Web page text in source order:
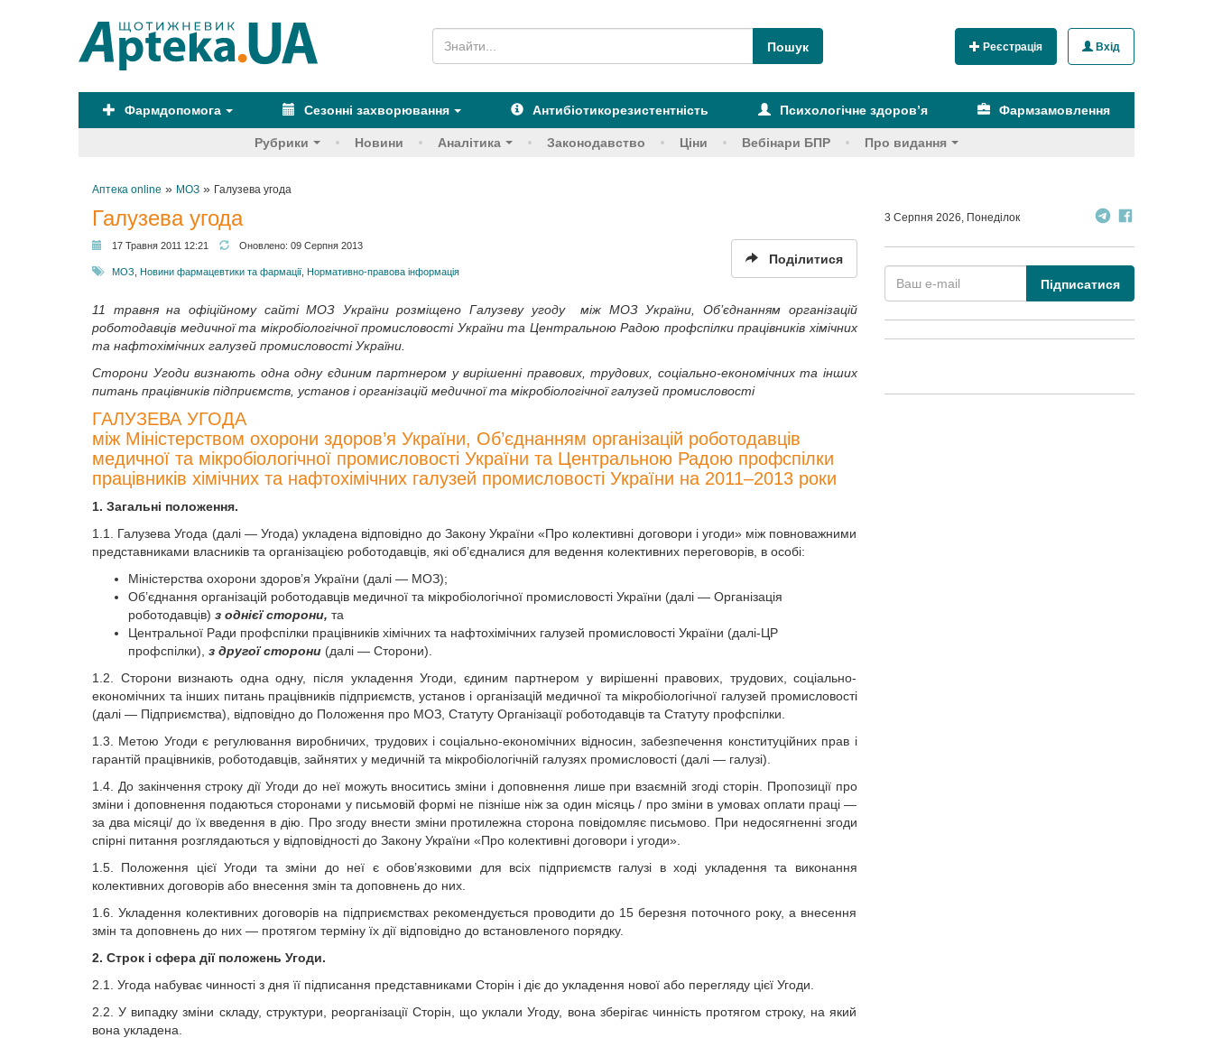
Реєстрація Вхід
Фармдопомога Сезонні захворювання Антибіотикорезистентність Психологічне здоров’я Фармзамовлення
Рубрики Новини Аналітика Законодавство Ціни Вебінари БПР Про видання
Аптека online » МОЗ » Галузева угода
Галузева угода
17 Травня 2011 12:21 Оновлено: 09 Серпня 2013
МОЗ Новини фармацевтики та фармації Нормативно-правова інформація
Поділитися
11 травня на офіційному сайті МОЗ України розміщено Галузеву угоду між МОЗ України, Об’єднанням організацій
роботодавців медичної та мікробіологічної промисловості України та Центральною Радою профспілки працівників хімічних
та нафтохімічних галузей промисловості України.
Сторони Угоди визнають одна одну єдиним партнером у вирішенні правових, трудових, соціально-економічних та інших
питань працівників підприємств, установ і організацій медичної та мікробіологічної галузей промисловості
ГАЛУЗЕВА УГОДА
між Міністерством охорони здоров’я України, Об’єднанням організацій роботодавців
медичної та мікробіологічної промисловості України та Центральною Радою профспілки
працівників хімічних та нафтохімічних галузей промисловості України на 2011–2013 роки
1. Загальні положення.
1.1. Галузева Угода (далі — Угода) укладена відповідно до Закону України «Про колективні договори і угоди» між повноважними
представниками власників та організацією роботодавців, які об’єдналися для ведення колективних переговорів, в особі:
Міністерства охорони здоров’я України (далі — МОЗ);
Об’єднання організацій роботодавців медичної та мікробіологічної промисловості України (далі — Організація
роботодавців) з однієї сторони, та
Центральної Ради профспілки працівників хімічних та нафтохімічних галузей промисловості України (далі-ЦР
профспілки), з другої сторони (далі — Сторони).
1.2. Сторони визнають одна одну, після укладення Угоди, єдиним партнером у вирішенні правових, трудових, соціально-
економічних та інших питань працівників підприємств, установ і організацій медичної та мікробіологічної галузей промисловості
(далі — Підприємства), відповідно до Положення про МОЗ, Статуту Організації роботодавців та Статуту профспілки.
1.3. Метою Угоди є регулювання виробничих, трудових і соціально-економічних відносин, забезпечення конституційних прав і
гарантій працівників, роботодавців, зайнятих у медичній та мікробіологічній галузях промисловості (далі — галузі).
1.4. До закінчення строку дії Угоди до неї можуть вноситись зміни і доповнення лише при взаємній згоді сторін. Пропозиції про
зміни і доповнення подаються сторонами у письмовій формі не пізніше ніж за один місяць / про зміни в умовах оплати праці —
за два місяці/ до їх введення в дію. Про згоду внести зміни протилежна сторона повідомляє письмово. При недосягненні згоди
спірні питання розглядаються у відповідності до Закону України «Про колективні договори і угоди».
1.5. Положення цієї Угоди та зміни до неї є обов’язковими для всіх підприємств галузі в ході укладення та виконання
колективних договорів або внесення змін та доповнень до них.
1.6. Укладення колективних договорів на підприємствах рекомендується проводити до 15 березня поточного року, а внесення
змін та доповнень до них — протягом терміну їх дії відповідно до встановленого порядку.
2. Строк і сфера дії положень Угоди.
2.1. Угода набуває чинності з дня її підписання представниками Сторін і діє до укладення нової або перегляду цієї Угоди.
2.2. У випадку зміни складу, структури, реорганізації Сторін, що уклали Угоду, вона зберігає чинність протягом строку, на який
вона укладена.
3 Серпня 2026, Понеділок
Підписатися